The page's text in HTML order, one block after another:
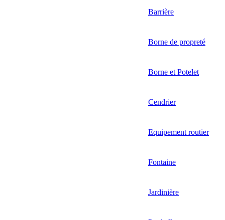
Barrière
Borne de propreté
Borne et Potelet
Cendrier
Equipement routier
Fontaine
Jardinière